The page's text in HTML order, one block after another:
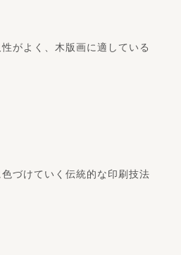
づけていく伝統的な印刷技法
がよく、木版画に適している